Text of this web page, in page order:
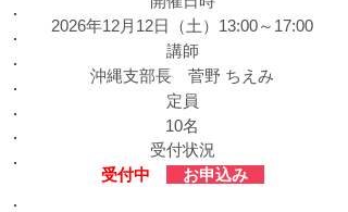
2026年12月12日（土）13:00～17:00
定員
10名
受付状況
​受付中
お申込み
​講師
沖縄支部長 菅野 ちえみ